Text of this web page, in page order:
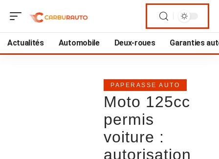
Actualités Automobile Deux-roues Garanties
PAPERASSE AUTO
Moto 125cc
permis
voiture :
autorisation